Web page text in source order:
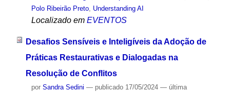
Polo Ribeirão Preto, Understanding AI
Localizado em EVENTOS
Desafios Sensíveis e Inteligíveis da Adoção de
Práticas Restaurativas e Dialogadas na
Resolução de Conflitos
por Sandra Sedini — publicado17/05/2024 — última